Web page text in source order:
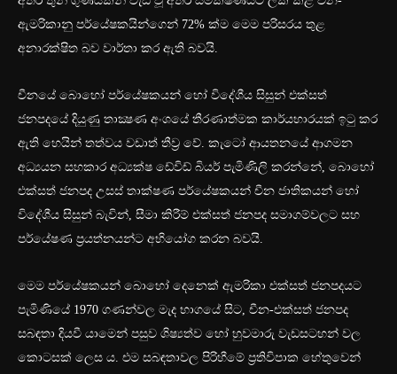
ඇමරිකානු පර්යේෂකයින්ගෙන් 72% ක්ම මෙම පරිසරය තුළ
අනාරක්ෂිත බව වාර්තා කර ඇති බවයි.
චීනයේ බොහෝ පර්යේෂකයන් හෝ විදේශීය සිසුන් එක්සත්
ජනපදයේ දියුණු තාක්‍ෂණ අංශයේ තීරණාත්මක කාර්යභාරයක් ඉටු කර
ඇති හෙයින් තත්වය වඩාත් තීව්‍ර වේ. කැටෝ ආයතනයේ ආගමන
අධ්‍යයන සහකාර අධ්‍යක්ෂ ඩේවිඩ් බියර් පැමිණිලි කරන්නේ, බොහෝ
එක්සත් ජනපද උසස් තාක්ෂණ පර්යේෂකයන් චීන ජාතිකයන් හෝ
විදේශීය සිසුන් බැවින්, සීමා කිරීම් එක්සත් ජනපද සමාගම්වලට සහ
පර්යේෂණ ප්‍රයත්නයන්ට අභියෝග කරන බවයි.
මෙම පර්යේෂකයන් බොහෝ දෙනෙක් ඇමරිකා එක්සත් ජනපදයට
පැමිණියේ 1970 ගණන්වල මැද භාගයේ සිට, චීන-එක්සත් ජනපද
සබඳතා දියවී යාමෙන් පසුව ශිෂ්‍යත්ව හෝ හුවමාරු වැඩසටහන් වල
කොටසක් ලෙස ය. එම සබඳතාවල පිරිහීමේ ප්‍රතිවිපාක හේතුවෙන්